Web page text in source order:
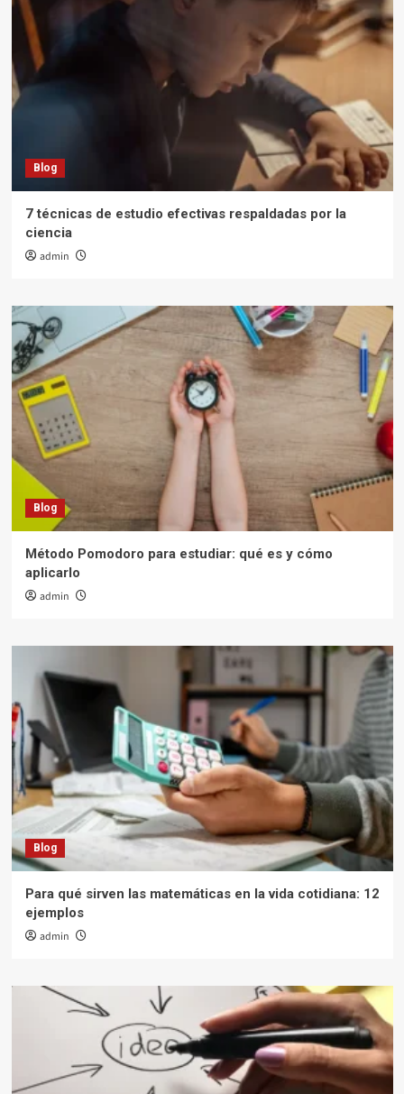
Blog
7 técnicas de estudio efectivas respaldadas por la
ciencia
admin
Blog
Método Pomodoro para estudiar: qué es y cómo
aplicarlo
admin
Blog
Para qué sirven las matemáticas en la vida cotidiana: 12
ejemplos
admin